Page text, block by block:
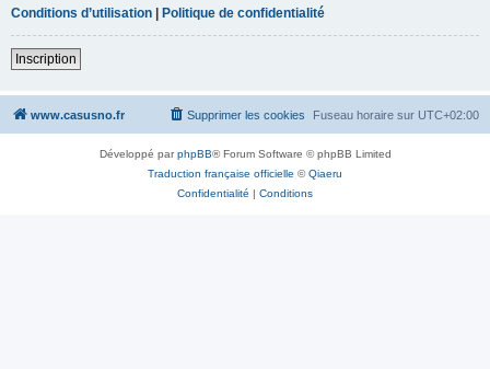
Conditions d’utilisation | Politique de confidentialité
Inscription
www.casusno.fr Fuseau horaire sur UTC+02:00
Supprimer les cookies
Développé parphpBB® Forum Software © phpBB Limited
Traduction française officielle ©Qiaeru
Confidentialité | Conditions